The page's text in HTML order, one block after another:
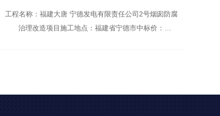
工程名称：福建大唐 宁德发电有限责任公司2号烟囱防腐
治理改造项目施工地点：福建省宁德市中标价：